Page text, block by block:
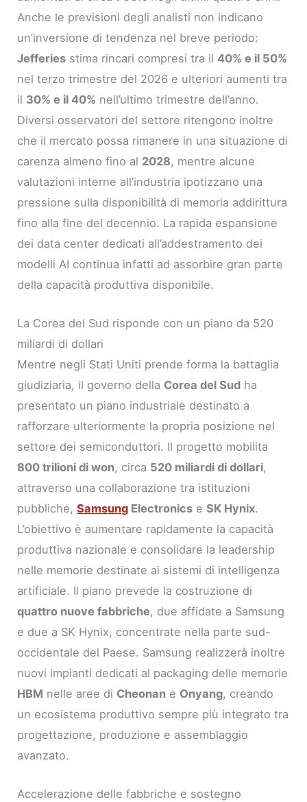
Anche le previsioni degli analisti non indicano
un’inversione di tendenza nel breve periodo:
Jefferies stima rincari compresi tra il40% e il 50%
nel terzo trimestre del 2026 e ulteriori aumenti tra
il 30% e il 40% nell’ultimo trimestre dell’anno.
Diversi osservatori del settore ritengono inoltre
che il mercato possa rimanere in una situazione di
carenza almeno fino al 2028, mentre alcune
valutazioni interne all’industria ipotizzano una
pressione sulla disponibilità di memoria addirittura
fino alla fine del decennio. La rapida espansione
dei data center dedicati all’addestramento dei
modelli AI continua infatti ad assorbire gran parte
della capacità produttiva disponibile.
La Corea del Sud risponde con un piano da 520
miliardi di dollari
Mentre negli Stati Uniti prende forma la battaglia
giudiziaria, il governo della Corea del Sud ha
presentato un piano industriale destinato a
rafforzare ulteriormente la propria posizione nel
settore dei semiconduttori. Il progetto mobilita
800 trilioni di won, circa 520 miliardi di dollari,
attraverso una collaborazione tra istituzioni
pubbliche,Samsung Electronics eSK Hynix.
L’obiettivo è aumentare rapidamente la capacità
produttiva nazionale e consolidare la leadership
nelle memorie destinate ai sistemi di intelligenza
artificiale. Il piano prevede la costruzione di
quattro nuove fabbriche, due affidate a Samsung
e due a SK Hynix, concentrate nella parte sud-
occidentale del Paese. Samsung realizzerà inoltre
nuovi impianti dedicati al packaging delle memorie
HBM nelle aree di Cheonan e Onyang, creando
un ecosistema produttivo sempre più integrato tra
progettazione, produzione e assemblaggio
avanzato.
Accelerazione delle fabbriche e sostegno